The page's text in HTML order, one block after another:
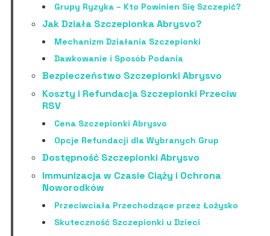
Grupy Ryzyka – Kto Powinien Się Szczepić?
Jak Działa Szczepionka Abrysvo?
Mechanizm Działania Szczepionki
Dawkowanie i Sposób Podania
Bezpieczeństwo Szczepionki Abrysvo
Koszty i Refundacja Szczepionki Przeciw
RSV
Cena Szczepionki Abrysvo
Opcje Refundacji dla Wybranych Grup
Dostępność Szczepionki Abrysvo
Immunizacja w Czasie Ciąży i Ochrona
Noworodków
Przeciwciała Przechodzące przez Łożysko
Skuteczność Szczepionki u Dzieci